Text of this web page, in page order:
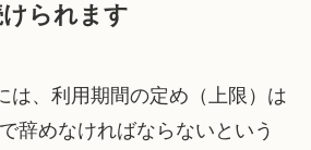
られます
は、利用期間の定め（上限）は
辞めなければならないという